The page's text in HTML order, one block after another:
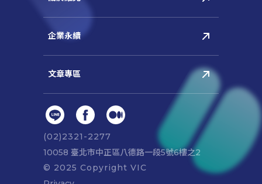
(02)2321-2277
10058 臺北市中正區八德路⼀段5號6樓之2
© 2025 Copyright VIC